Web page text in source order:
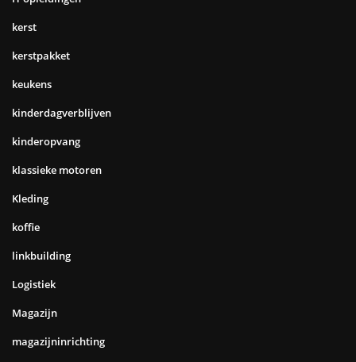
kerst
kerstpakket
keukens
kinderdagverblijven
kinderopvang
klassieke motoren
Kleding
koffie
linkbuilding
Logistiek
Magazijn
magazijninrichting